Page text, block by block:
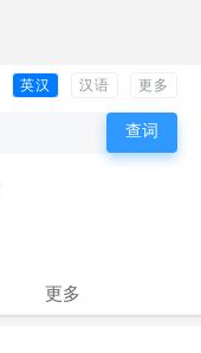
英汉 汉语 更多
更多